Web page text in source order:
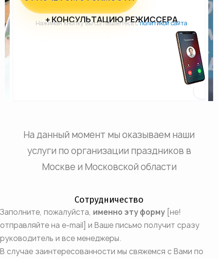
+ КОНСУЛЬТАЦИЮ РЕЖИССЕРА
Нажимая кнопку вы соглашаетесь сполитикой сайта
На данный момент мы оказываем наши
услуги по организации праздников в
Москве и Московской области
Сотрудничество
Заполните, пожалуйста, именно эту форму [не!
отправляйте на e-mail] и Ваше письмо получит сразу
руководитель и все менеджеры.
В случае заинтересованности мы свяжемся с Вами по